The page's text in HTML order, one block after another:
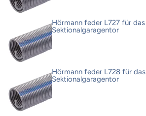
Hörmann feder L727 für das
Sektionalgaragentor
Hörmann feder L728 für das
Sektionalgaragentor